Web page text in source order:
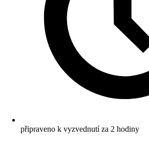
připraveno k vyzvednutí za 2 hodiny